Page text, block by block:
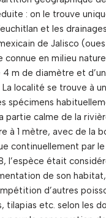
: on le trouve
et les
de Jalisco
en milieu
4 m de diamètre et
localité se trouve à
spécimens
partie calme de la
à 1 mètre, avec de la
continuellement par le
l’espèce était
de son
d’autres
tilapias etc. selon les